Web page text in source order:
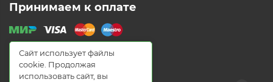
Принимаем к оплате
Сайт использует файлы
cookie. Продолжая
использовать сайт, вы